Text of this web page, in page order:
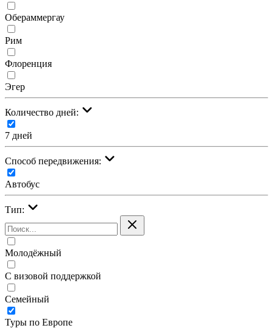
Обераммергау
Рим
Флоренция
Эгер
Количество дней:
7 дней
Cпособ передвижения:
Автобус
Тип:
Молодёжный
С визовой поддержкой
Семейный
Туры по Европе